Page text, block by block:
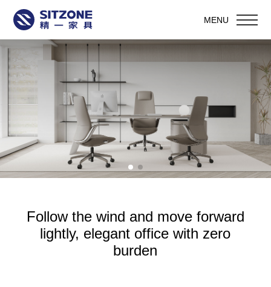
MENU
Follow the wind and move forward
lightly, elegant office with zero
burden